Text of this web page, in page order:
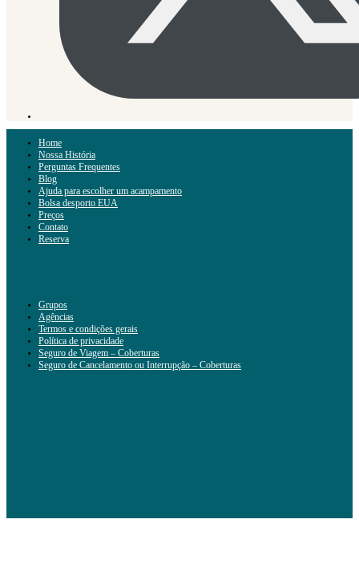
Home
Nossa História
Perguntas Frequentes
Blog
Ajuda para escolher um acampamento
Bolsa desporto EUA
Preços
Contato
Reserva
Grupos
Agências
Termos e condições gerais
Política de privacidade
Seguro de Viagem – Coberturas
Seguro de Cancelamento ou Interrupção – Coberturas